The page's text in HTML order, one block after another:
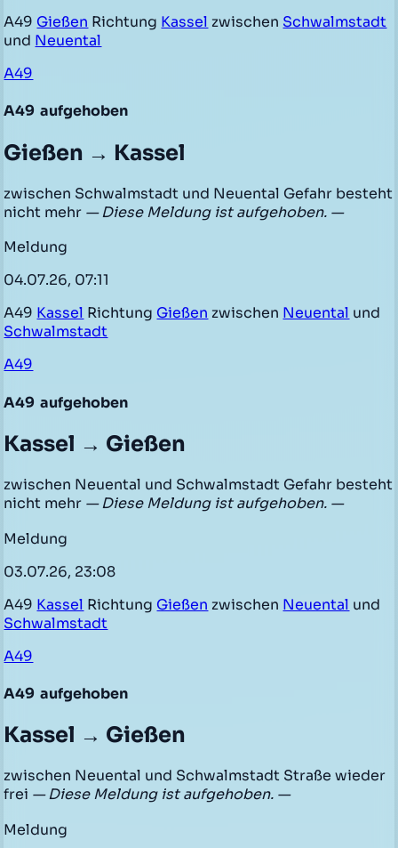
A49 Gießen Richtung Kassel zwischen Schwalmstadt
und Neuental
A49
A49 aufgehoben
Gießen → Kassel
zwischen Schwalmstadt und Neuental Gefahr besteht
nicht mehr — Diese Meldung ist aufgehoben. —
Meldung
04.07.26, 07:11
A49 Kassel Richtung Gießen zwischen Neuental und
Schwalmstadt
A49
A49 aufgehoben
Kassel → Gießen
zwischen Neuental und Schwalmstadt Gefahr besteht
nicht mehr — Diese Meldung ist aufgehoben. —
Meldung
03.07.26, 23:08
A49 Kassel Richtung Gießen zwischen Neuental und
Schwalmstadt
A49
A49 aufgehoben
Kassel → Gießen
zwischen Neuental und Schwalmstadt Straße wieder
frei — Diese Meldung ist aufgehoben. —
Meldung